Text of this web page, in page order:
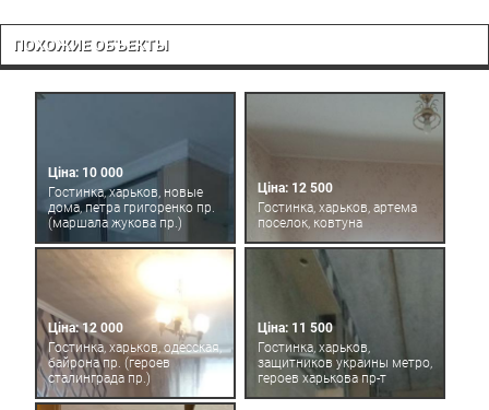
ПОХОЖИЕ ОБЪЕКТЫ
Ціна: 10 000
Гостинка, харьков, новые
дома, петра григоренко пр.
(маршала жукова пр.)
Ціна: 12 500
Гостинка, харьков, артема
поселок, ковтуна
Ціна: 12 000
Гостинка, харьков, одесская,
байрона пр. (героев
сталинграда пр.)
Ціна: 11 500
Гостинка, харьков,
защитников украины метро,
героев харькова пр-т